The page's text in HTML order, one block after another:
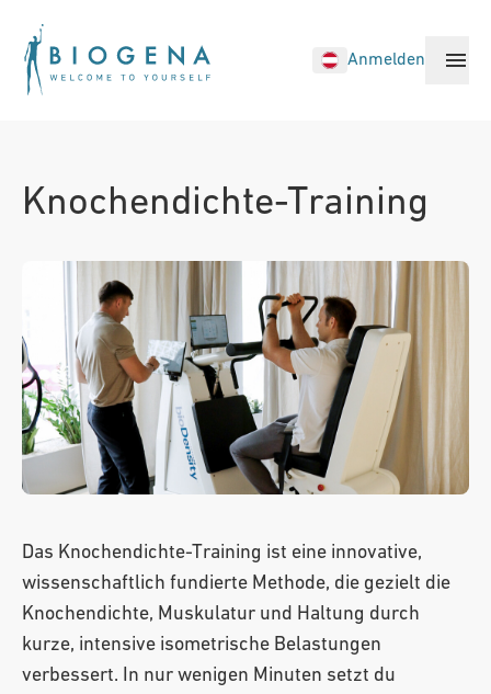
Anmelden
Medical Treatments
Health Checks
Memberships
Neuer Kunde? Jetzt registrieren
Knochendichte-Training
Das Knochendichte-Training ist eine innovative,
wissenschaftlich fundierte Methode, die gezielt die
Knochendichte, Muskulatur und Haltung durch
kurze, intensive isometrische Belastungen
verbessert. In nur wenigen Minuten setzt du